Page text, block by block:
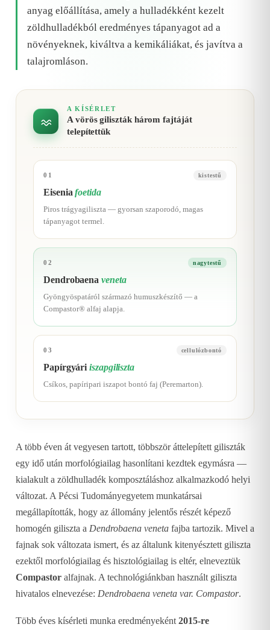
anyag előállítása, amely a hulladékként kezelt
zöldhulladékból eredményes tápanyagot ad a
növényeknek, kiváltva a kemikáliákat, és javítva a
talajromláson.
A KÍSÉRLET
A vörös giliszták három fajtáját
telepítettük
01 kistestű
Eiseniafoetida
Piros trágyagiliszta — gyorsan szaporodó, magas
tápanyagot termel.
02 nagytestű
Dendrobaenaveneta
Gyöngyöspatáról származó humuszkészítő — a
Compastor® alfaj alapja.
03 cellulózbontó
Papírgyáriiszapgiliszta
Csíkos, papíripari iszapot bontó faj (Peremarton).
A több éven át vegyesen tartott, többször áttelepített giliszták
egy idő után morfológiailag hasonlítani kezdtek egymásra —
kialakult a zöldhulladék komposztáláshoz alkalmazkodó helyi
változat. A Pécsi Tudományegyetem munkatársai
megállapították, hogy az állomány jelentős részét képező
homogén giliszta a Dendrobaena veneta fajba tartozik. Mivel a
fajnak sok változata ismert, és az általunk kitenyésztett giliszta
ezektől morfológiailag és hisztológiailag is eltér, elneveztük
Compastor alfajnak. A technológiánkban használt giliszta
hivatalos elnevezése: Dendrobaena veneta var. Compastor.
Több éves kísérleti munka eredményeként 2015-re